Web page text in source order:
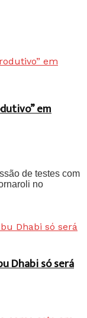
em
de testes com
no
Dhabi só será